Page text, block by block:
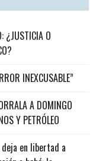
¿JUSTICIA O
INEXCUSABLE”
A DOMINGO
Y PETRÓLEO
deja en libertad a